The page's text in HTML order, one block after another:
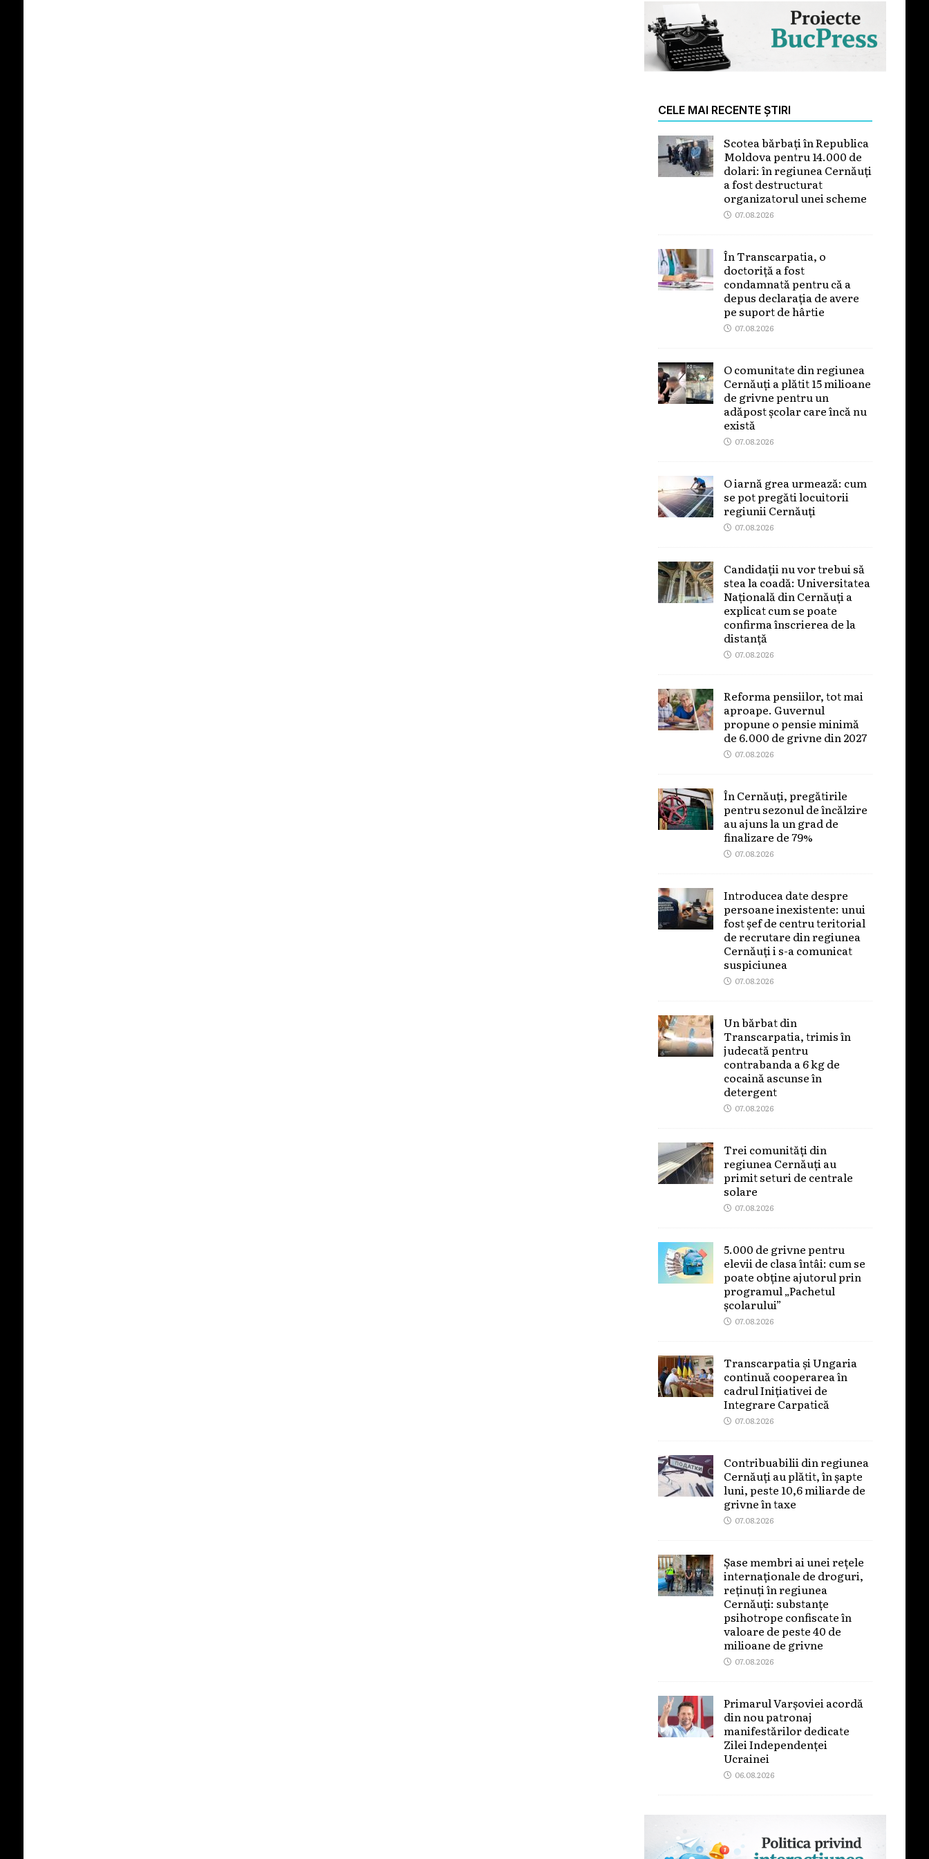
CELE MAI RECENTE ȘTIRI
Scotea bărbați în Republica
Moldova pentru 14.000 de
dolari: în regiunea Cernăuți
a fost destructurat
organizatorul unei scheme
07.08.2026
În Transcarpatia, o
doctoriță a fost
condamnată pentru că a
depus declarația de avere
pe suport de hârtie
07.08.2026
O comunitate din regiunea
Cernăuți a plătit 15 milioane
de grivne pentru un
adăpost școlar care încă nu
există
07.08.2026
O iarnă grea urmează: cum
se pot pregăti locuitorii
regiunii Cernăuți
07.08.2026
Candidații nu vor trebui să
stea la coadă: Universitatea
Națională din Cernăuți a
explicat cum se poate
confirma înscrierea de la
distanță
07.08.2026
Reforma pensiilor, tot mai
aproape. Guvernul
propune o pensie minimă
de 6.000 de grivne din 2027
07.08.2026
În Cernăuți, pregătirile
pentru sezonul de încălzire
au ajuns la un grad de
finalizare de 79%
07.08.2026
Introducea date despre
persoane inexistente: unui
fost șef de centru teritorial
de recrutare din regiunea
Cernăuți i s-a comunicat
suspiciunea
07.08.2026
Un bărbat din
Transcarpatia, trimis în
judecată pentru
contrabanda a 6 kg de
cocaină ascunse în
detergent
07.08.2026
Trei comunități din
regiunea Cernăuți au
primit seturi de centrale
solare
07.08.2026
5.000 de grivne pentru
elevii de clasa întâi: cum se
poate obține ajutorul prin
programul „Pachetul
școlarului”
07.08.2026
Transcarpatia și Ungaria
continuă cooperarea în
cadrul Inițiativei de
Integrare Carpatică
07.08.2026
Contribuabilii din regiunea
Cernăuți au plătit, în șapte
luni, peste 10,6 miliarde de
grivne în taxe
07.08.2026
Șase membri ai unei rețele
internaționale de droguri,
reținuți în regiunea
Cernăuți: substanțe
psihotrope confiscate în
valoare de peste 40 de
milioane de grivne
07.08.2026
Primarul Varșoviei acordă
din nou patronaj
manifestărilor dedicate
Zilei Independenței
Ucrainei
06.08.2026